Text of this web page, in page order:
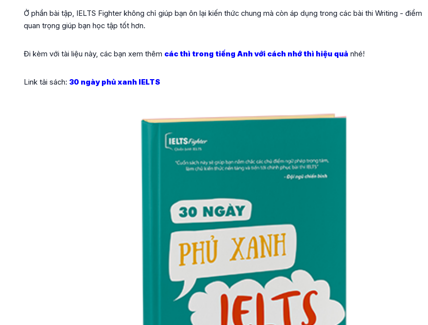
Ở phần bài tập, IELTS Fighter không chỉ giúp bạn ôn lại kiến thức chung mà còn áp dụng trong các bài thi Writing - điểm
quan trọng giúp bạn học tập tốt hơn.
Đi kèm với tài liệu này, các bạn xem thêm các thì trong tiếng Anh với cách nhớ thì hiệu quả nhé!
Link tải sách: 30 ngày phủ xanh IELTS